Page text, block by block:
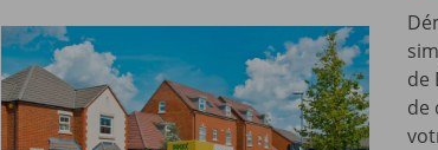
de
de